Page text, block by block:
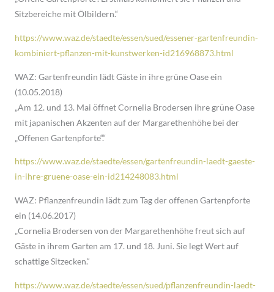
Sitzbereiche mit Ölbildern.“
https://www.waz.de/staedte/essen/sued/essener-gartenfreundin-
kombiniert-pflanzen-mit-kunstwerken-id216968873.html
WAZ: Gartenfreundin lädt Gäste in ihre grüne Oase ein
(10.05.2018)
„Am 12. und 13. Mai öffnet Cornelia Brodersen ihre grüne Oase
mit japanischen Akzenten auf der Margarethenhöhe bei der
„Offenen Gartenpforte“.“
https://www.waz.de/staedte/essen/gartenfreundin-laedt-gaeste-
in-ihre-gruene-oase-ein-id214248083.html
WAZ: Pflanzenfreundin lädt zum Tag der offenen Gartenpforte
ein (14.06.2017)
„Cornelia Brodersen von der Margarethenhöhe freut sich auf
Gäste in ihrem Garten am 17. und 18. Juni. Sie legt Wert auf
schattige Sitzecken.“
https://www.waz.de/staedte/essen/sued/pflanzenfreundin-laedt-